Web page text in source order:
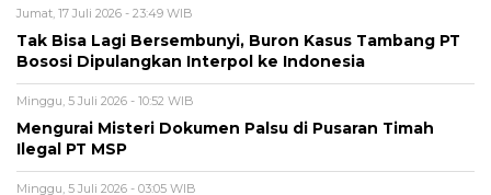
Jumat, 17 Juli 2026 - 23:49 WIB
Tak Bisa Lagi Bersembunyi, Buron Kasus Tambang PT
Bososi Dipulangkan Interpol ke Indonesia
Minggu, 5 Juli 2026 - 10:52 WIB
Mengurai Misteri Dokumen Palsu di Pusaran Timah
Ilegal PT MSP
Minggu, 5 Juli 2026 - 03:05 WIB